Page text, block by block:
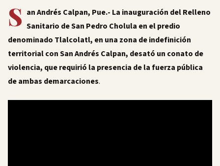
S an Andrés Calpan, Pue.- La inauguración del Relleno
Sanitario de San Pedro Cholula en el predio
denominado Tlalcolatl, en una zona de indefinición
territorial con San Andrés Calpan, desató un conato de
violencia, que requirió la presencia de la fuerza pública
de ambas demarcaciones.